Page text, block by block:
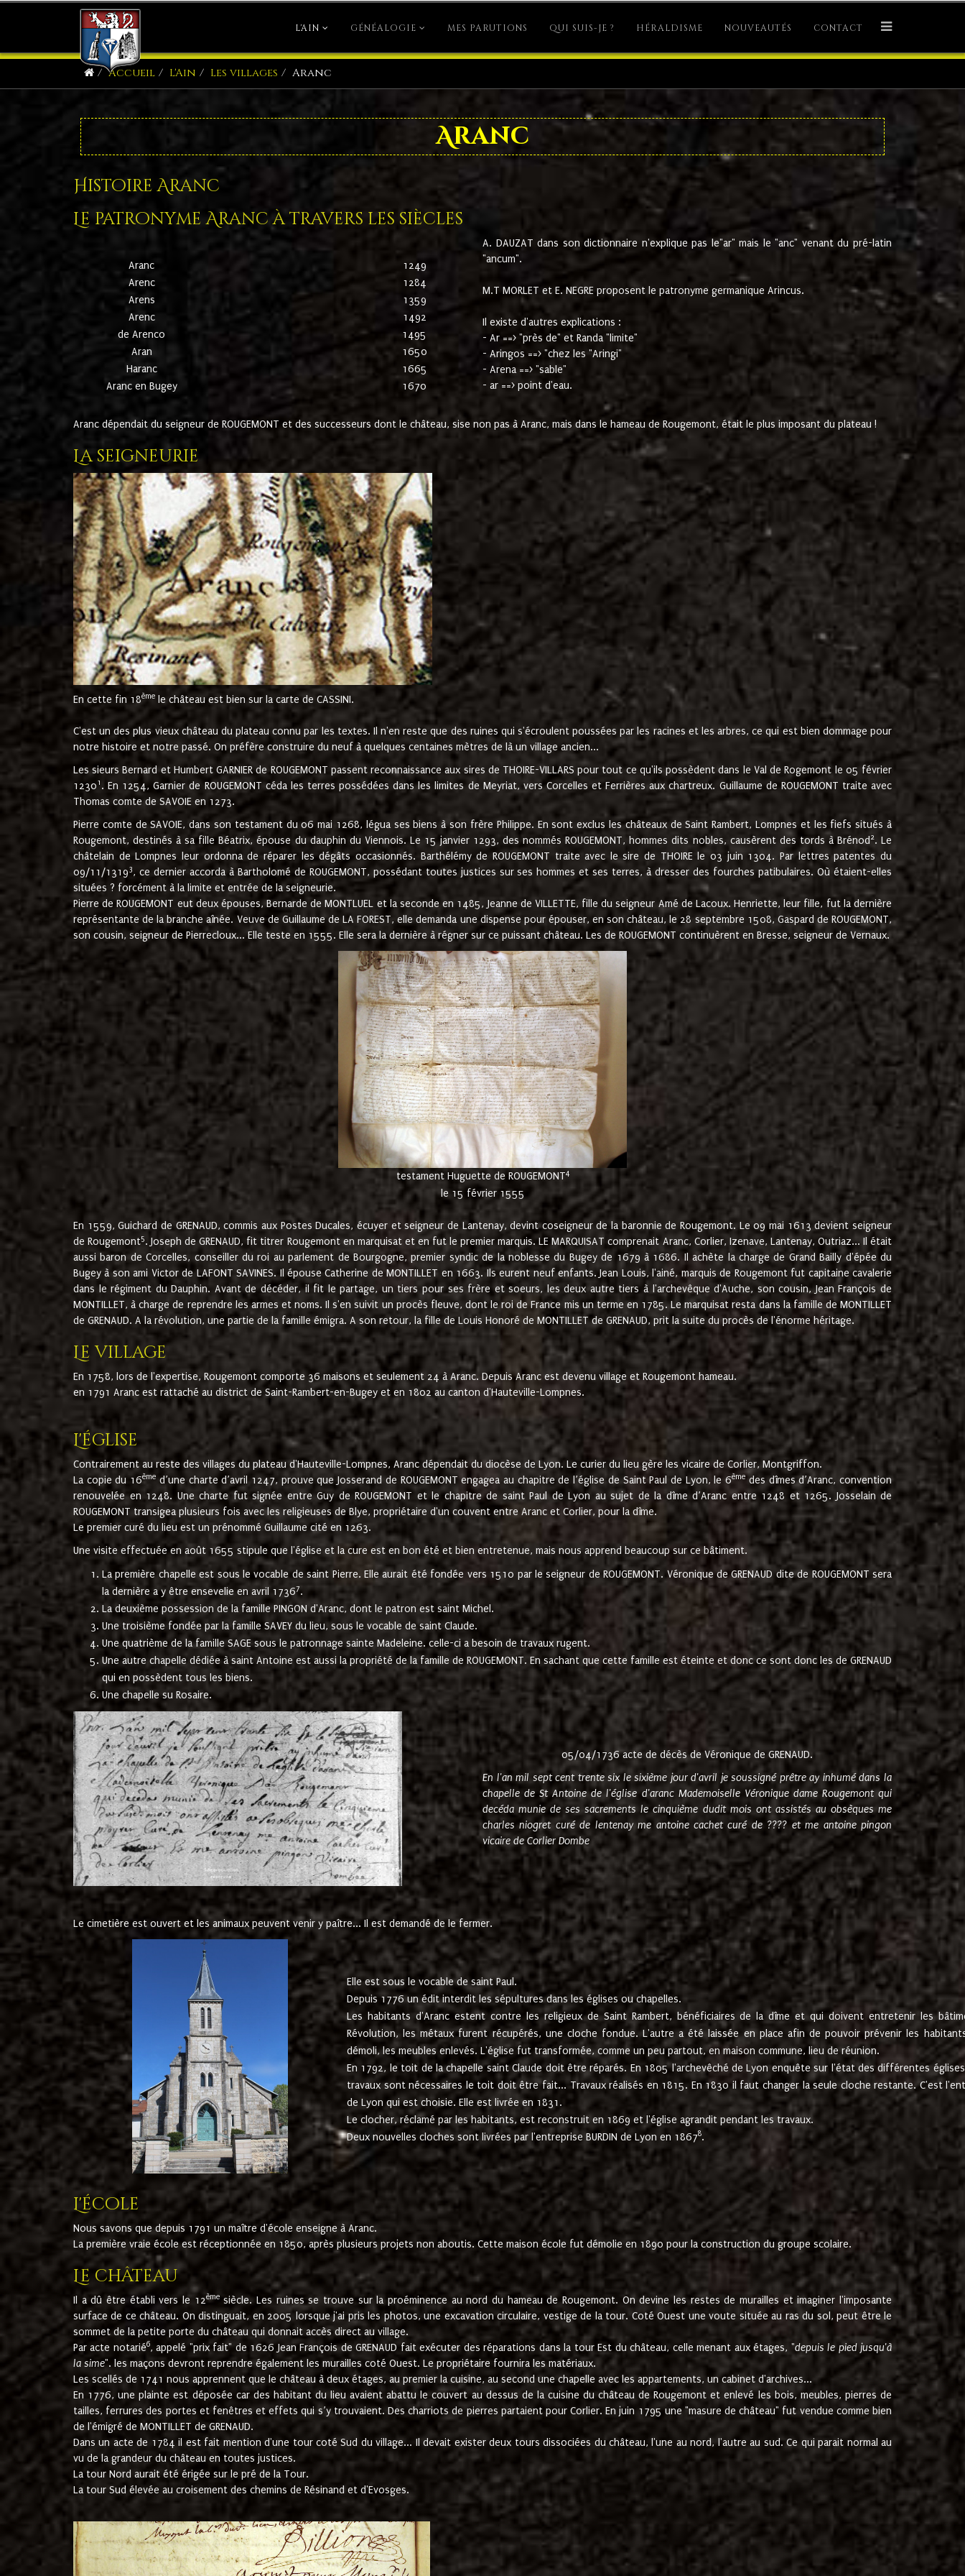
L'AIN GÉNÉALOGIE MES PARUTIONS QUI SUIS-JE ? HÉRALDISME NOUVEAUTÉS CONTACT
Accueil L'Ain Les villages Aranc
Aranc
Histoire Aranc
Le patronyme Aranc à travers les siècles
Aranc
1249
Arenc
1284
Arens
1359
Arenc
1492
de Arenco
1495
Aran
1650
Haranc
1665
Aranc en Bugey
1670
A. DAUZAT dans son dictionnaire n'explique pas le"ar" mais le "anc" venant du pré-latin
"ancum".
M.T MORLET et E. NEGRE proposent le patronyme germanique Arincus.
Il existe d'autres explications :
- Ar ==> "près de" et Randa "limite"
- Aringos ==> "chez les "Aringi"
- Arena ==> "sable"
- ar ==> point d'eau.
Aranc dépendait du seigneur de ROUGEMONT et des successeurs dont le château, sise non pas à Aranc, mais dans le hameau de Rougemont, était le plus imposant du plateau !
La seigneurie
En cette fin 18ème le château est bien sur la carte de CASSINI.
C'est un des plus vieux château du plateau connu par les textes. Il n'en reste que des ruines qui s'écroulent poussées par les racines et les arbres, ce qui est bien dommage pour
notre histoire et notre passé. On préfère construire du neuf à quelques centaines mètres de là un village ancien...
Les sieurs Bernard et Humbert GARNIER de ROUGEMONT passent reconnaissance aux sires de THOIRE-VILLARS pour tout ce qu'ils possèdent dans le Val de Rogemont le 05 février
12301 . En 1254, Garnier de ROUGEMONT céda les terres possédées dans les limites de Meyriat, vers Corcelles et Ferrières aux chartreux. Guillaume de ROUGEMONT traite avec
Thomas comte de SAVOIE en 1273.
Pierre comte de SAVOIE, dans son testament du 06 mai 1268, légua ses biens à son frère Philippe. En sont exclus les châteaux de Saint Rambert, Lompnes et les fiefs situés à
Rougemont, destinés à sa fille Béatrix, épouse du dauphin du Viennois. Le 15 janvier 1293, des nommés ROUGEMONT, hommes dits nobles, causèrent des tords à Brénod 2. Le
châtelain de Lompnes leur ordonna de réparer les dégâts occasionnés. Barthélémy de ROUGEMONT traite avec le sire de THOIRE le 03 juin 1304. Par lettres patentes du
09/11/13193, ce dernier accorda à Bartholomé de ROUGEMONT, possédant toutes justices sur ses hommes et ses terres, à dresser des fourches patibulaires. Où étaient-elles
situées ? forcément à la limite et entrée de la seigneurie.
Pierre de ROUGEMONT eut deux épouses, Bernarde de MONTLUEL et la seconde en 1485, Jeanne de VILLETTE, fille du seigneur Amé de Lacoux. Henriette, leur fille, fut la dernière
représentante de la branche aînée. Veuve de Guillaume de LA FOREST, elle demanda une dispense pour épouser, en son château, le 28 septembre 1508, Gaspard de ROUGEMONT,
son cousin, seigneur de Pierrecloux... Elle teste en 1555. Elle sera la dernière à régner sur ce puissant château. Les de ROUGEMONT continuèrent en Bresse, seigneur de Vernaux.
testament Huguette de ROUGEMONT4
le 15 février 1555
En 1559, Guichard de GRENAUD, commis aux Postes Ducales, écuyer et seigneur de Lantenay, devint coseigneur de la baronnie de Rougemont. Le 09 mai 1613 devient seigneur
de Rougemont5. Joseph de GRENAUD, fit titrer Rougemont en marquisat et en fut le premier marquis. LE MARQUISAT comprenait Aranc, Corlier, Izenave, Lantenay, Outriaz... Il était
aussi baron de Corcelles, conseiller du roi au parlement de Bourgogne, premier syndic de la noblesse du Bugey de 1679 à 1686. Il achète la charge de Grand Bailly d'épée du
Bugey à son ami Victor de LAFONT SAVINES. Il épouse Catherine de MONTILLET en 1663. Ils eurent neuf enfants. Jean Louis, l'ainé, marquis de Rougemont fut capitaine cavalerie
dans le régiment du Dauphin. Avant de décéder, il fit le partage, un tiers pour ses frère et soeurs, les deux autre tiers à l'archevêque d'Auche, son cousin, Jean François de
MONTILLET, à charge de reprendre les armes et noms. Il s'en suivit un procès fleuve, dont le roi de France mis un terme en 1785. Le marquisat resta dans la famille de MONTILLET
de GRENAUD. A la révolution, une partie de la famille émigra. A son retour, la fille de Louis Honoré de MONTILLET de GRENAUD, prit la suite du procès de l'énorme héritage.
Le village
En 1758, lors de l'expertise, Rougemont comporte 36 maisons et seulement 24 à Aranc. Depuis Aranc est devenu village et Rougemont hameau.
en 1791 Aranc est rattaché au district de Saint-Rambert-en-Bugey et en 1802 au canton d'Hauteville-Lompnes.
L'église
Contrairement au reste des villages du plateau d'Hauteville-Lompnes, Aranc dépendait du diocèse de Lyon. Le curier du lieu gère les vicaire de Corlier, Montgriffon.
La copie du 16ème d’une charte d’avril 1247, prouve que Josserand de ROUGEMONT engagea au chapitre de l’église de Saint Paul de Lyon, le 6ème des dîmes d’Aranc, convention
renouvelée en 1248. Une charte fut signée entre Guy de ROUGEMONT et le chapitre de saint Paul de Lyon au sujet de la dîme d’Aranc entre 1248 et 1265. Josselain de
ROUGEMONT transigea plusieurs fois avec les religieuses de Blye, propriétaire d'un couvent entre Aranc et Corlier, pour la dîme.
Le premier curé du lieu est un prénommé Guillaume cité en 1263.
Une visite effectuée en août 1655 stipule que l'église et la cure est en bon été et bien entretenue, mais nous apprend beaucoup sur ce bâtiment.
La première chapelle est sous le vocable de saint Pierre. Elle aurait été fondée vers 1510 par le seigneur de ROUGEMONT. Véronique de GRENAUD dite de ROUGEMONT sera
la dernière a y être ensevelie en avril 17367.
La deuxième possession de la famille PINGON d'Aranc, dont le patron est saint Michel.
Une troisième fondée par la famille SAVEY du lieu, sous le vocable de saint Claude.
Une quatrième de la famille SAGE sous le patronnage sainte Madeleine. celle-ci a besoin de travaux rugent.
Une autre chapelle dédiée à saint Antoine est aussi la propriété de la famille de ROUGEMONT. En sachant que cette famille est éteinte et donc ce sont donc les de GRENAUD
qui en possèdent tous les biens.
Une chapelle su Rosaire.
05/04/1736 acte de décès de Véronique de GRENAUD.
En l'an mil sept cent trente six le sixième jour d'avril je soussigné prêtre ay inhumé dans la
chapelle de St Antoine de l'église d'aranc Mademoiselle Véronique dame Rougemont qui
decéda munie de ses sacrements le cinquième dudit mois ont assistés au obsèques me
charles niogret curé de lentenay me antoine cachet curé de ???? et me antoine pingon
vicaire de Corlier Dombe
Le cimetière est ouvert et les animaux peuvent venir y paître... Il est demandé de le fermer.
Elle est sous le vocable de saint Paul.
Depuis 1776 un édit interdit les sépultures dans les églises ou chapelles.
Les habitants d'Aranc estent contre les religieux de Saint Rambert, bénéficiaires de la dîme et qui doivent entretenir les
Révolution, les métaux furent récupérés, une cloche fondue. L'autre a été laissée en place afin de pouvoir prévenir les
démoli, les meubles enlevés. L'église fut transformée, comme un peu partout, en maison commune, lieu de réunion.
En 1792, le toit de la chapelle saint Claude doit être réparés. En 1805 l'archevêché de Lyon enquête sur l'état des différentes
travaux sont nécessaires le toit doit être fait... Travaux réalisés en 1815. En 1830 il faut changer la seule cloche restante. C'est
de Lyon qui est choisie. Elle est livrée en 1831.
Le clocher, réclamé par les habitants, est reconstruit en 1869 et l'église agrandit pendant les travaux.
Deux nouvelles cloches sont livrées par l'entreprise BURDIN de Lyon en 18678.
L'école
Nous savons que depuis 1791 un maître d'école enseigne à Aranc.
La première vraie école est réceptionnée en 1850, après plusieurs projets non aboutis. Cette maison école fut démolie en 1890 pour la construction du groupe scolaire.
Le château
Il a dû être établi vers le 12èmesiècle. Les ruines se trouve sur la proéminence au nord du hameau de Rougemont. On devine les restes de murailles et imaginer l'imposante
surface de ce château. On distinguait, en 2005 lorsque j'ai pris les photos, une excavation circulaire, vestige de la tour. Coté Ouest une voute située au ras du sol, peut être le
sommet de la petite porte du château qui donnait accès direct au village.
Par acte notarié6, appelé "prix fait" de 1626 Jean François de GRENAUD fait exécuter des réparations dans la tour Est du château, celle menant aux étages, "depuis le pied jusqu'à
la sime". les maçons devront reprendre également les murailles coté Ouest. Le propriétaire fournira les matériaux.
Les scellés de 1741 nous apprennent que le château à deux étages, au premier la cuisine, au second une chapelle avec les appartements, un cabinet d'archives...
En 1776, une plainte est déposée car des habitant du lieu avaient abattu le couvert au dessus de la cuisine du château de Rougemont et enlevé les bois, meubles, pierres de
tailles, ferrures des portes et fenêtres et effets qui s’y trouvaient. Des charriots de pierres partaient pour Corlier. En juin 1795 une "masure de château" fut vendue comme bien
de l'émigré de MONTILLET de GRENAUD.
Dans un acte de 1784 il est fait mention d'une tour coté Sud du village... Il devait exister deux tours dissociées du château, l'une au nord, l'autre au sud. Ce qui parait normal au
vu de la grandeur du château en toutes justices.
La tour Nord aurait été érigée sur le pré de la Tour.
La tour Sud élevée au croisement des chemins de Résinand et d'Evosges.